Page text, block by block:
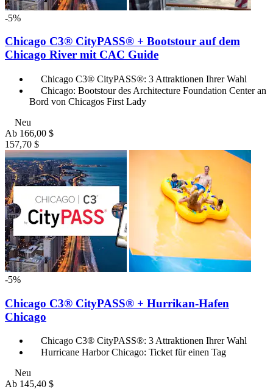
-5%
Chicago C3® CityPASS® + Bootstour auf dem
Chicago River mit CAC Guide
Chicago C3® CityPASS®: 3 Attraktionen Ihrer Wahl
Chicago: Bootstour des Architecture Foundation Center an
Bord von Chicagos First Lady
Neu
Ab 166,00 $
157,70 $
-5%
Chicago C3® CityPASS® + Hurrikan-Hafen
Chicago
Chicago C3® CityPASS®: 3 Attraktionen Ihrer Wahl
Hurricane Harbor Chicago: Ticket für einen Tag
Neu
Ab 145,40 $